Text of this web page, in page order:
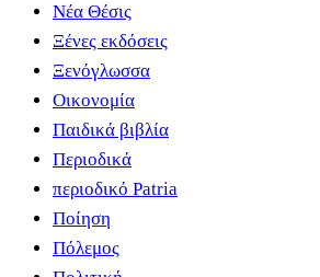
Νέα Θέσις
Ξένες εκδόσεις
Ξενόγλωσσα
Οικονομία
Παιδικά βιβλία
Περιοδικά
περιοδικό Patria
Ποίηση
Πόλεμος